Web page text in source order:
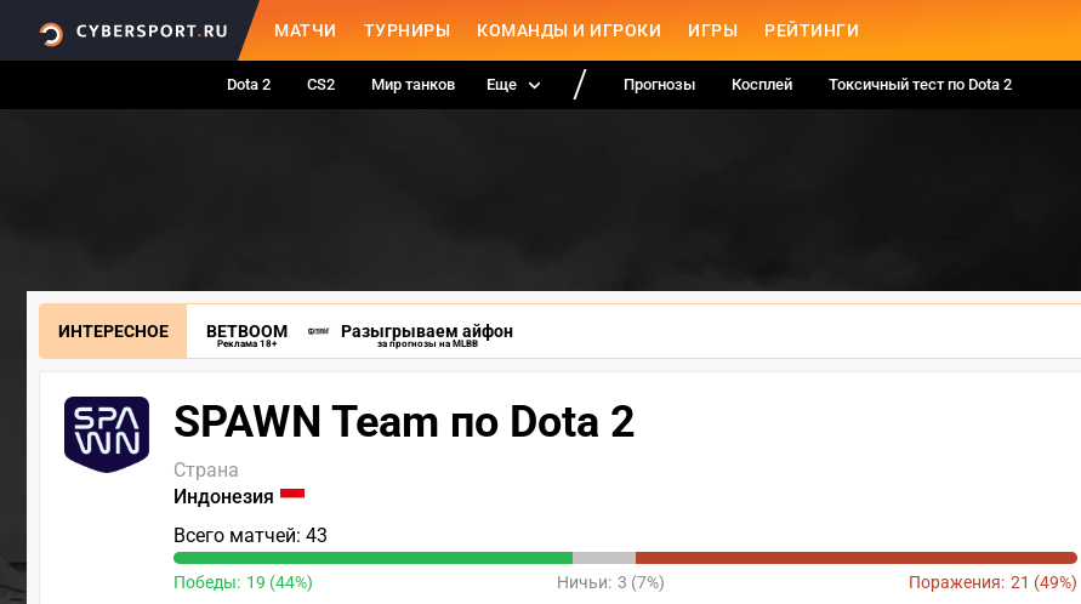
МАТЧИ ТУРНИРЫ КОМАНДЫ И ИГРОКИ ИГРЫ РЕЙТИНГИ
Dota 2 CS2 Мир танков Еще Прогнозы Косплей Токсичный тест по Dota 2
ИНТЕРЕСНОЕ BETBOOM
Реклама 18+
Разыгрываем айфон
за прогнозы на MLBB
SPAWN Team по Dota 2
Страна
Индонезия
Всего матчей: 43
Победы: 19 (44%) Ничьи: 3 (7%) Поражения: 21 (49%)